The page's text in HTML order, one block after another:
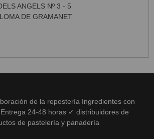
ANGELS Nº 3 - 5
DE GRAMANET
de la repostería Ingredientes con
24-48 horas ✓ distribuidores de
de pastelería y panadería